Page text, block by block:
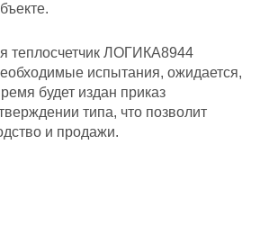
теплосчетчик ЛОГИКА8944
испытания, ожидается,
будет издан приказ
типа, что позволит
и продажи.